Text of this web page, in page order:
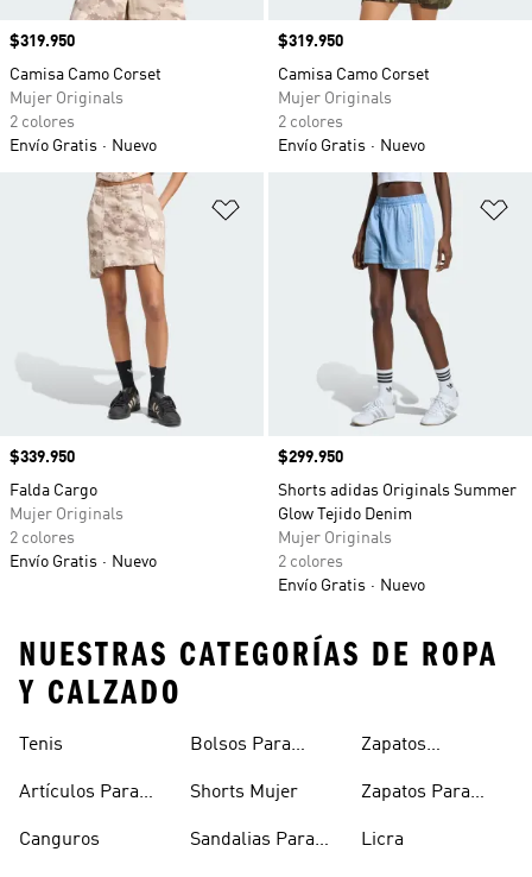
Precio
$319.950
Camisa Camo Corset
Mujer Originals
2 colores
Envío Gratis
Nuevo
Precio
$319.950
Camisa Camo Corset
Mujer Originals
2 colores
Envío Gratis
Nuevo
Añadir a la lista de deseos
Precio
$339.950
Falda Cargo
Mujer Originals
2 colores
Envío Gratis
Nuevo
Precio
$299.950
Shorts adidas Originals Summer
Glow Tejido Denim
Mujer Originals
2 colores
Envío Gratis
Nuevo
NUESTRAS CATEGORÍAS DE ROPA
Y CALZADO
Tenis
Artículos Para
Canguros
Bolsos Para
Shorts Mujer
Sandalias Para
Zapatos
Zapatos Para
Licra